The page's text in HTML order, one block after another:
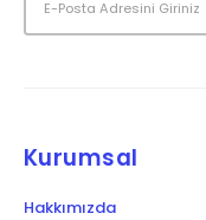
Kurumsal
Hakkımızda